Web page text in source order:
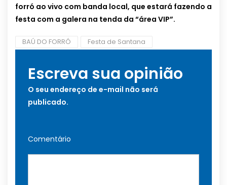
forró ao vivo com banda local, que estará fazendo a
festa com a galera na tenda da “área VIP”.
BAÚ DO FORRÓ Festa de Santana
Escreva sua opinião
O seu endereço de e-mail não será
publicado.
Comentário